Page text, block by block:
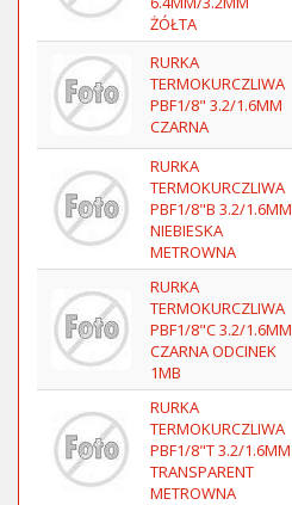
ŻÓŁTA
RURKA
TERMOKURCZLIWA
PBF1/8" 3.2/1.6MM
CZARNA
RURKA
TERMOKURCZLIWA
PBF1/8"B 3.2/1.6MM
NIEBIESKA
METROWNA
RURKA
TERMOKURCZLIWA
PBF1/8"C 3.2/1.6MM
CZARNA ODCINEK
1MB
RURKA
TERMOKURCZLIWA
PBF1/8"T 3.2/1.6MM
TRANSPARENT
METROWNA